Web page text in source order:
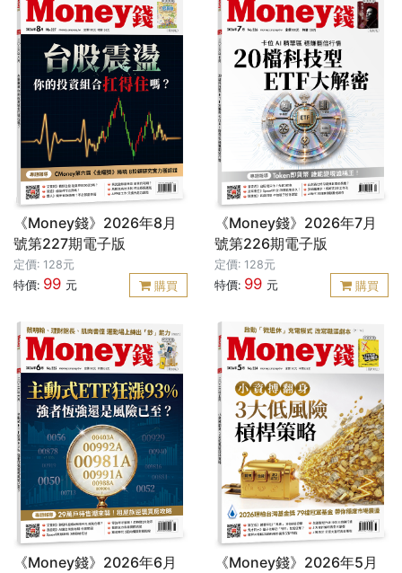
《Money錢》2026年8月
號第227期電子版
定價: 128元
特價: 99 元 購買
《Money錢》2026年7月
號第226期電子版
定價: 128元
特價: 99 元 購買
《Money錢》2026年6月
《Money錢》2026年5月